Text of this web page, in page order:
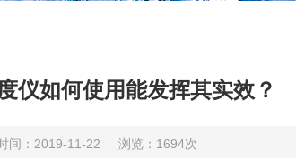
仪如何使用能发挥其实效？
间：2019-11-22 浏览：1694次